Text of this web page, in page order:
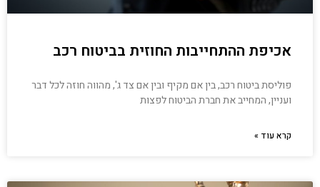
אכיפת ההתחייבות החוזית בביטוח רכב
פוליסת ביטוח רכב, בין אם מקיף ובין אם צד ג', מהווה חוזה לכל דבר
ועניין, המחייב את חברת הביטוח לפצות
קרא עוד »